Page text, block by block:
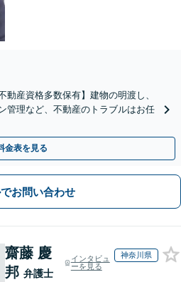
動産資格多数保有】建物の明渡し、
管理など、不動産のトラブルはお任
金表を見る
お問い合わせ
齋藤 慶
邦 弁護士
インタビュ
ーを見る
神奈川県